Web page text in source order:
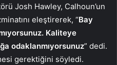
Josh Hawley, Calhoun’un
eleştirerek, “Bay
Kaliteye
odaklanmıyorsunuz” dedi.
gerektiğini söyledi.